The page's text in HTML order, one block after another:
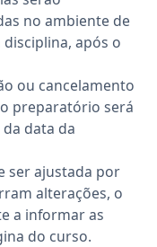
no ambiente de
após o
ou cancelamento
preparatório será
data da
ser ajustada por
alterações, o
a informar as
do curso.